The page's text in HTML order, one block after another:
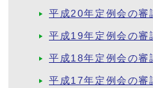
平成20年定例会の審
平成19年定例会の審
平成18年定例会の審
平成17年定例会の審